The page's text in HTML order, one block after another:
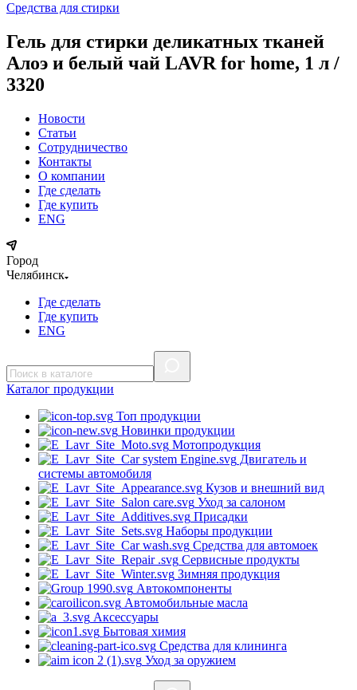
Средства для стирки
Гель для стирки деликатных тканей
Алоэ и белый чай LAVR for home, 1 л /
3320
Новости
Статьи
Сотрудничество
Контакты
О компании
Где сделать
Где купить
ENG
Город
Челябинск
Где сделать
Где купить
ENG
Каталог продукции
Топ продукции
Новинки продукции
Мотопродукция
Двигатель и
системы автомобиля
Кузов и внешний вид
Уход за салоном
Присадки
Наборы продукции
Средства для автомоек
Сервисные продукты
Зимняя продукция
Автокомпоненты
Автомобильные масла
Аксессуары
Бытовая химия
Средства для клининга
Уход за оружием